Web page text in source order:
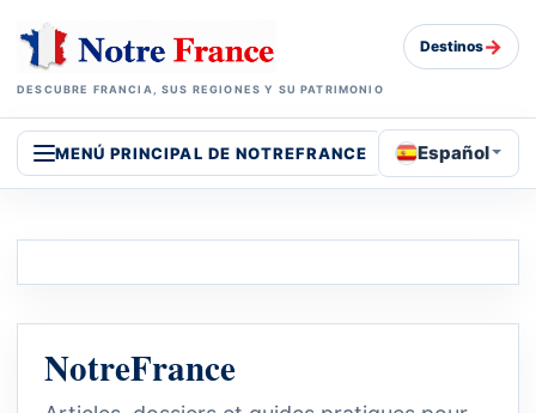
DESCUBRE FRANCIA, SUS REGIONES Y SU PATRIMONIO
Destinos→
MENÚ PRINCIPAL DE NOTREFRANCE Español
NotreFrance